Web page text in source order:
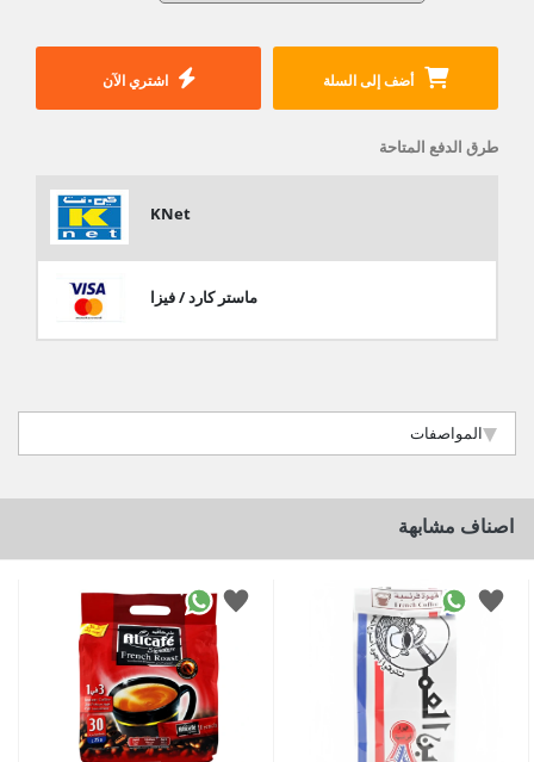
أضف إلى السلة اشتري الآن
طرق الدفع المتاحة
KNet
ماستر كارد / فيزا
المواصفات
اصناف مشابهة